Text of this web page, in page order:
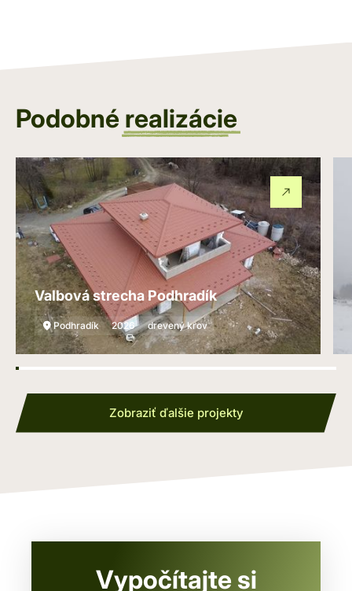
Podobné realizácie
Zobraziť ďalšie projekty
Valbová strecha Podhradík
Podhradík 2026 drevený krov
Vypočítajte si